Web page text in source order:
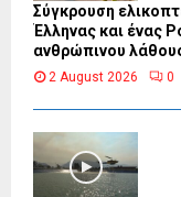
Σύγκρουση
Έλληνας και ένας
ανθρώπινου
2 August 2026 0